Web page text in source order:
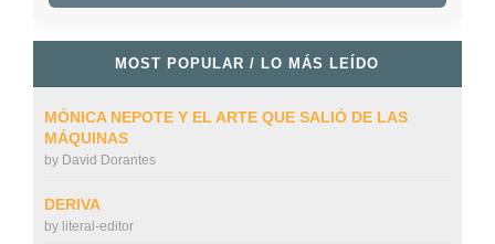
MOST POPULAR / LO MÁS LEÍDO
MÓNICA NEPOTE Y EL ARTE QUE SALIÓ DE LAS
MÁQUINAS
by David Dorantes
DERIVA
by literal-editor